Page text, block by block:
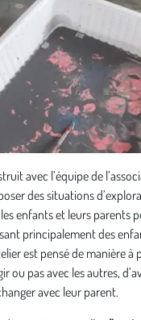
avec l’équipe de
des situations
enfants et leurs parents
principalement des
est pensé de manière à
ou pas avec les autres,
avec leur parent.